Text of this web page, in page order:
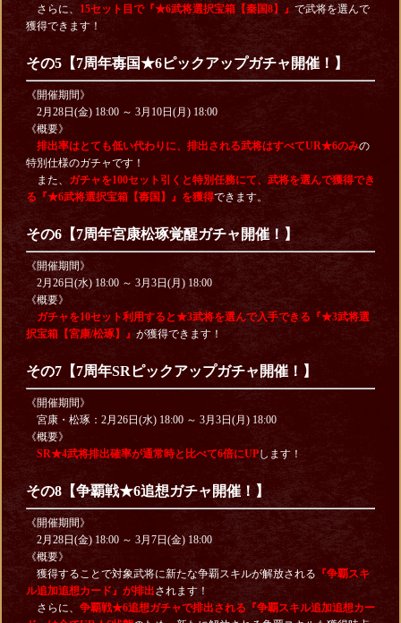
さらに、 15セット目で『★6武将選択宝箱【秦国8】』 で武将を選んで
獲得できます！
その5【7周年毐国★6ピックアップガチャ開催！】
《開催期間》
2月28日(金) 18:00 ～ 3月10日(月) 18:00
《概要》
排出率はとても低い代わりに、排出される武将はすべてUR★6のみの
特別仕様のガチャです！
また、 ガチャを100セット引くと特別任務にて、武将を選んで獲得でき
る『★6武将選択宝箱【毐国】』を獲得できます。
その6【7周年宮康松琢覚醒ガチャ開催！】
《開催期間》
2月26日(水) 18:00 ～ 3月3日(月) 18:00
《概要》
ガチャを10セット利用すると★3武将を選んで入手できる『★3武将選
択宝箱【宮康/松琢】』 が獲得できます！
その7【7周年SRピックアップガチャ開催！】
《開催期間》
宮康・松琢：2月26日(水) 18:00 ～ 3月3日(月) 18:00
《概要》
SR★4武将排出確率が通常時と比べて6倍にUPします！
その8【争覇戦★6追想ガチャ開催！】
《開催期間》
2月28日(金) 18:00 ～ 3月7日(金) 18:00
《概要》
獲得することで対象武将に新たな争覇スキルが解放される 『争覇スキ
ル追加追想カード』が排出されます！
さらに、 争覇戦★6追想ガチャで排出される『争覇スキル追加追想カー